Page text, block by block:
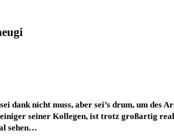
dank nicht muss, aber sei’s drum, um des
sei­ner Kol­le­gen, ist trotz groß­ar­tig
sehen…